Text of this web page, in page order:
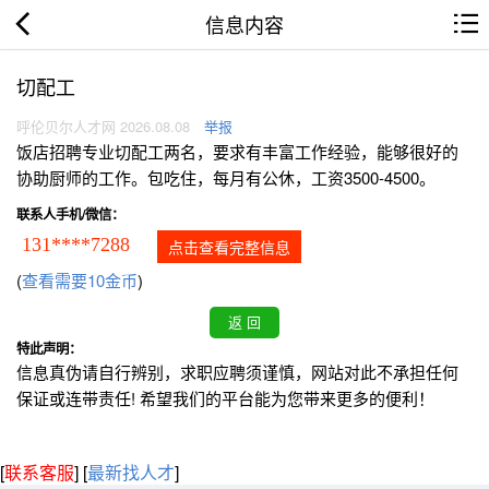
信息内容
切配工
呼伦贝尔人才网 2026.08.08 举报
饭店招聘专业切配工两名，要求有丰富工作经验，能够很好的
协助厨师的工作。包吃住，每月有公休，工资3500-4500。
联系人手机/微信：
131****7288 点击查看完整信息
(查看需要10金币)
特此声明：
信息真伪请自行辨别，求职应聘须谨慎，网站对此不承担任何
保证或连带责任! 希望我们的平台能为您带来更多的便利！
[联系客服] [最新找人才]